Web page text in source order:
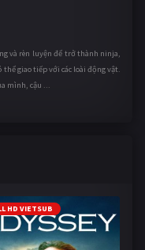
và rèn luyện để trở thành ninja,
giao tiếp với các loài động vật.
mình, cậu ...
HD VIETSUB